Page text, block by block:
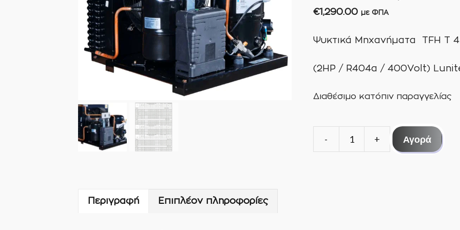
€1,290.00 με ΦΠΑ
Ψυκτικά Μηχανήματα TFH T
(2HP / R404a / 400Volt)
Διαθέσιμο κατόπιν παραγγελίας
Αγορά
Περιγραφή Επιπλέον πληροφορίες